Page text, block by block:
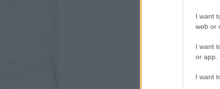
I want
web or
I want
or app.
I want